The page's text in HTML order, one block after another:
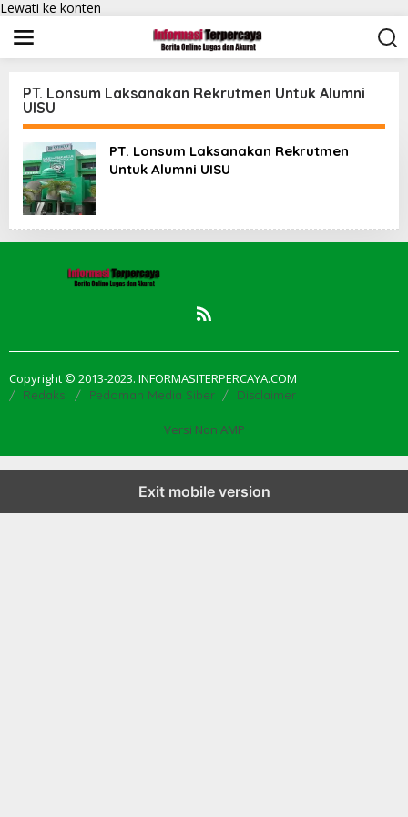
Lewati ke konten
PT. Lonsum Laksanakan Rekrutmen Untuk Alumni
UISU
PT. Lonsum Laksanakan Rekrutmen
Untuk Alumni UISU
Copyright © 2013-2023. INFORMASITERPERCAYA.COM
Redaksi Pedoman Media Siber Disclaimer
Versi Non AMP
Exit mobile version